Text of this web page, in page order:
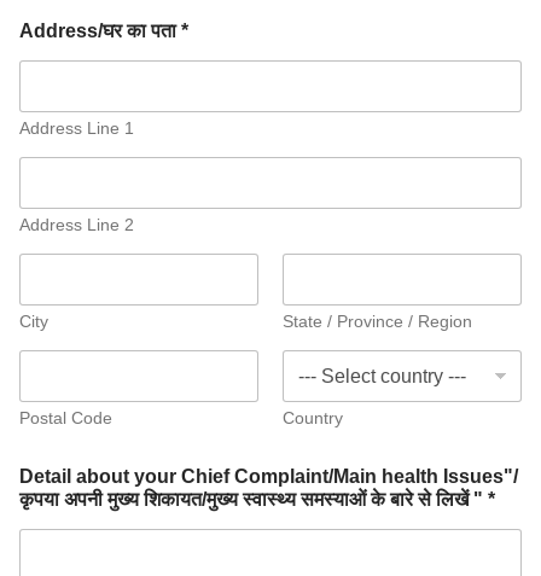
Address/घर का पता *
Address Line 1
Address Line 2
City State / Province / Region
Postal Code Country
Detail about your Chief Complaint/Main health Issues"/
कृपया अपनी मुख्य शिकायत/मुख्य स्वास्थ्य समस्याओं के बारे से लिखें " *